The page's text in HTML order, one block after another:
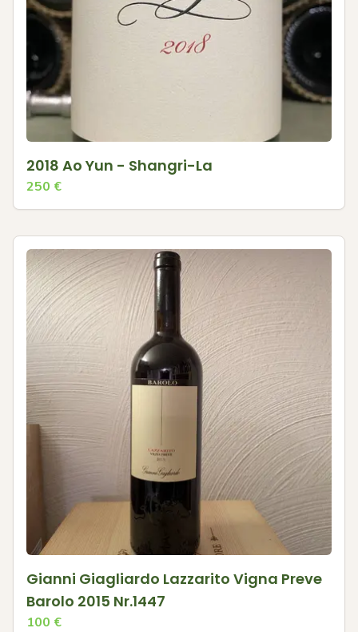
2018 Ao Yun - Shangri-La
250 €
Gianni Giagliardo Lazzarito Vigna Preve
Barolo 2015 Nr.1447
100 €